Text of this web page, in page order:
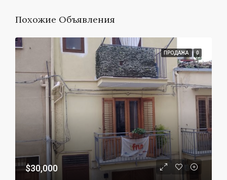
Похожие Объявления
ПРОДАЖА 0
$30,000